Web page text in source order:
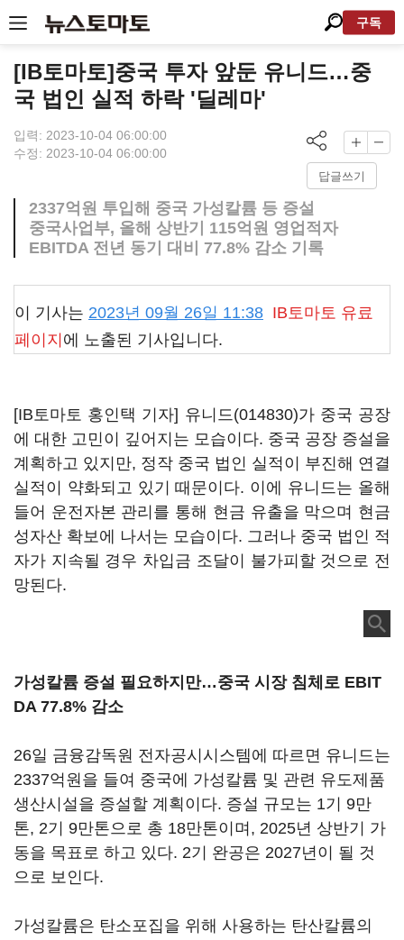
구독
[IB토마토]중국 투자 앞둔 유니드…중
국 법인 실적 하락 '딜레마'
입력: 2023-10-04 06:00:00
수정: 2023-10-04 06:00:00
답글쓰기
2337억원 투입해 중국 가성칼륨 등 증설
중국사업부, 올해 상반기 115억원 영업적자
EBITDA 전년 동기 대비 77.8% 감소 기록
이 기사는 2023년 09월 26일 11:38 IB토마토 유료
페이지 에 노출된 기사입니다.
[IB토마토 홍인택 기자] 유니드(014830)가 중국 공장
에 대한 고민이 깊어지는 모습이다. 중국 공장 증설을
계획하고 있지만, 정작 중국 법인 실적이 부진해 연결
실적이 약화되고 있기 때문이다. 이에 유니드는 올해
들어 운전자본 관리를 통해 현금 유출을 막으며 현금
성자산 확보에 나서는 모습이다. 그러나 중국 법인 적
자가 지속될 경우 차입금 조달이 불가피할 것으로 전
망된다.
가성칼륨 증설 필요하지만…중국 시장 침체로 EBIT
DA 77.8% 감소
26일 금융감독원 전자공시시스템에 따르면 유니드는
2337억원을 들여 중국에 가성칼륨 및 관련 유도제품
생산시설을 증설할 계획이다. 증설 규모는 1기 9만
톤, 2기 9만톤으로 총 18만톤이며, 2025년 상반기 가
동을 목표로 하고 있다. 2기 완공은 2027년이 될 것
으로 보인다.
가성칼륨은 탄소포집을 위해 사용하는 탄산칼륨의